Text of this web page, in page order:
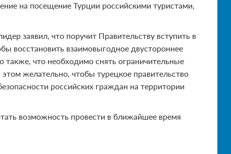
на посещение Турции российскими туристами,
заявил, что поручит Правительству вступить в
восстановить взаимовыгодное двустороннее
также, что необходимо снять ограничительные
желательно, чтобы турецкое правительство
российских граждан на территории
возможность провести в ближайшее время